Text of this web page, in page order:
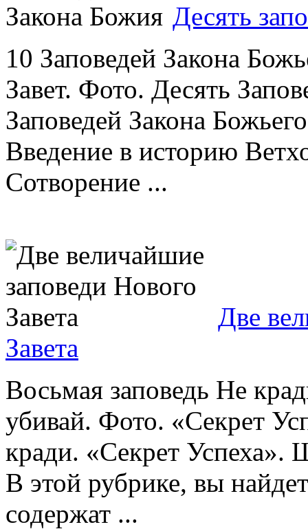
Десять
10 Заповедей Закона
Завет. Фото. Десять
Заповедей Закона
Введение в историю
Сотворение ...
Две
Завета
Восьмая заповедь Не
убивай. Фото. «Секрет
кради. «Секрет Успеха».
В этой рубрике, вы
содержат ...